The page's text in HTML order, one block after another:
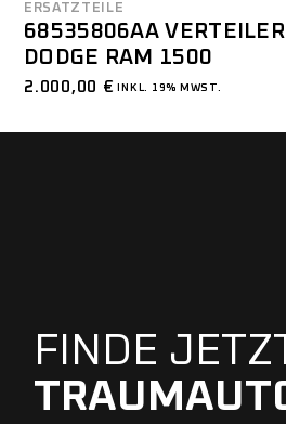
ERSATZTEILE
68535806AA
DODGE RAM 1500
2.000,00 € INKL. 19% MWST.
FINDE